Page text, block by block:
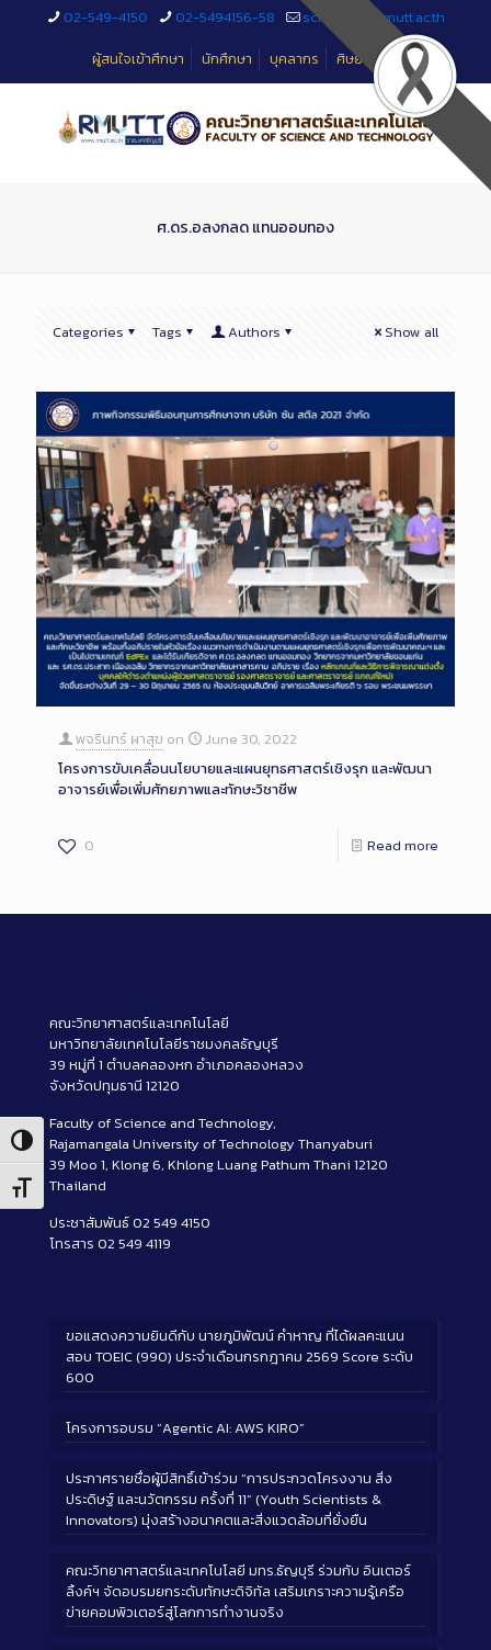
Toggle High Contrast
Toggle Font size
02-549-4150 02-5494156-58
sciteched@rmutt.ac.th
ผู้สนใจเข้าศึกษา
นักศึกษา บุคลากร ศิษย์เก่า
ศ.ดร.อลงกลด แทนออมทอง
Categories Tags Authors Show all
พจรินทร์ ผาสุข on
June 30, 2022
โครงการขับเคลื่อนนโยบายและแผนยุทธศาสตร์เชิงรุก และพัฒนา
อาจารย์เพื่อเพิ่มศักยภาพและทักษะวิชาชีพ
0 Read more
คณะวิทยาศาสตร์และเทคโนโลยี
มหาวิทยาลัยเทคโนโลยีราชมงคลธัญบุรี
39 หมู่ที่ 1 ตำบลคลองหก อำเภอคลองหลวง
จังหวัดปทุมธานี 12120
Faculty of Science and Technology,
Rajamangala University of Technology Thanyaburi
39 Moo 1, Klong 6, Khlong Luang Pathum Thani 12120
Thailand
ประชาสัมพันธ์ 02 549 4150
โทรสาร 02 549 4119
ขอแสดงความยินดีกับ นายภูมิพัฒน์ คำหาญ ที่ได้ผลคะแนน
สอบ TOEIC (990) ประจำเดือนกรกฎาคม 2569 Score ระดับ
600
โครงการอบรม “Agentic AI: AWS KIRO”
ประกาศรายชื่อผู้มีสิทธิ์เข้าร่วม “การประกวดโครงงาน สิ่ง
ประดิษฐ์ และนวัตกรรม ครั้งที่ 11” (Youth Scientists &
Innovators) มุ่งสร้างอนาคตและสิ่งแวดล้อมที่ยั่งยืน
คณะวิทยาศาสตร์และเทคโนโลยี มทร.ธัญบุรี ร่วมกับ อินเตอร์
ลิ้งค์ฯ จัดอบรมยกระดับทักษะดิจิทัล เสริมเกราะความรู้เครือ
ข่ายคอมพิวเตอร์สู่โลกการทำงานจริง